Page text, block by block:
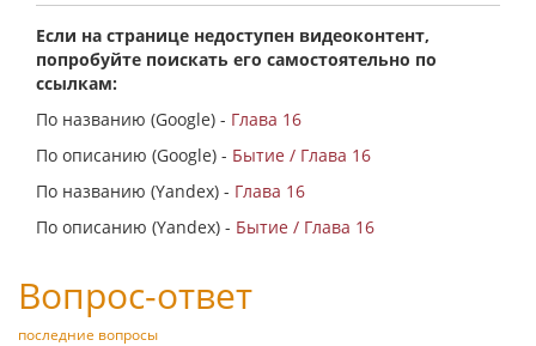
Если на странице недоступен видеоконтент,
попробуйте поискать его самостоятельно по
ссылкам:
По названию (Google) - Глава 16
По описанию (Google) - Бытие / Глава 16
По названию (Yandex) - Глава 16
По описанию (Yandex) - Бытие / Глава 16
Вопрос-ответ
последние вопросы